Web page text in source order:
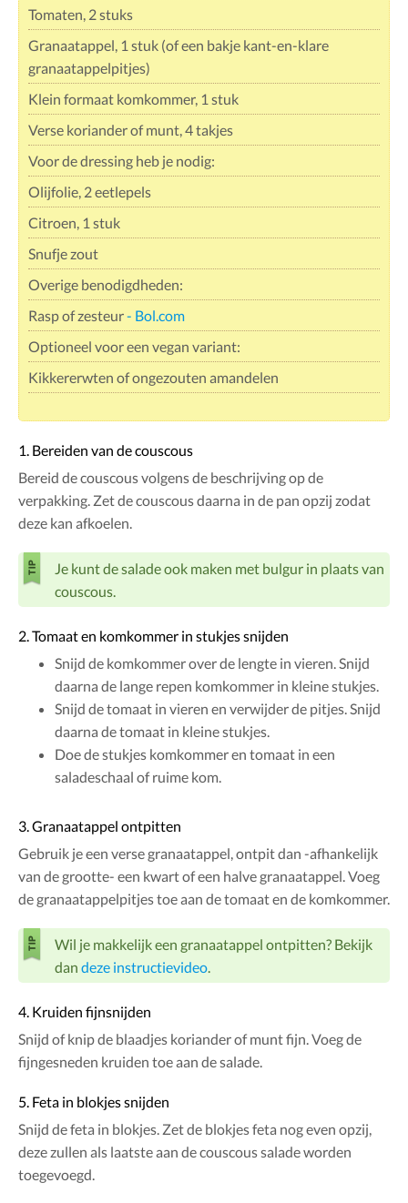
Tomaten, 2 stuks
Granaatappel, 1 stuk (of een bakje kant-en-klare
granaatappelpitjes)
Klein formaat komkommer, 1 stuk
Verse koriander of munt, 4 takjes
Voor de dressing heb je nodig:
Olijfolie, 2 eetlepels
Citroen, 1 stuk
Snufje zout
Overige benodigdheden:
Rasp of zesteur- Bol.com
Optioneel voor een vegan variant:
Kikkererwten of ongezouten amandelen
1. Bereiden van de couscous
Bereid de couscous volgens de beschrijving op de
verpakking. Zet de couscous daarna in de pan opzij zodat
deze kan afkoelen.
Je kunt de salade ook maken met bulgur in plaats van
couscous.
2. Tomaat en komkommer in stukjes snijden
Snijd de komkommer over de lengte in vieren. Snijd
daarna de lange repen komkommer in kleine stukjes.
Snijd de tomaat in vieren en verwijder de pitjes. Snijd
daarna de tomaat in kleine stukjes.
Doe de stukjes komkommer en tomaat in een
saladeschaal of ruime kom.
3. Granaatappel ontpitten
Gebruik je een verse granaatappel, ontpit dan -afhankelijk
van de grootte- een kwart of een halve granaatappel. Voeg
de granaatappelpitjes toe aan de tomaat en de komkommer.
Wil je makkelijk een granaatappel ontpitten? Bekijk
dan deze instructievideo.
4. Kruiden fijnsnijden
Snijd of knip de blaadjes koriander of munt fijn. Voeg de
fijngesneden kruiden toe aan de salade.
5. Feta in blokjes snijden
Snijd de feta in blokjes. Zet de blokjes feta nog even opzij,
deze zullen als laatste aan de couscous salade worden
toegevoegd.